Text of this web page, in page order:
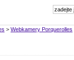
> Webkamery Porquerolles